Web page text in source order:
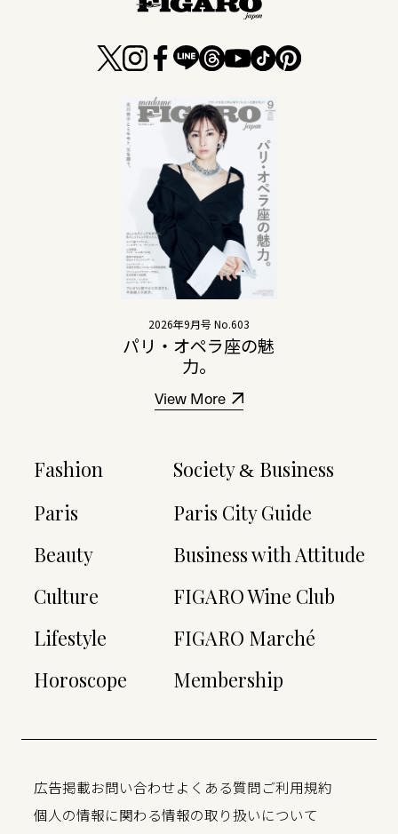
2026年9月号 No.603
パリ・オペラ座の魅
力。
View More
Fashion
Paris
Beauty
Culture
Lifestyle
Horoscope
Society& Business
Paris City Guide
Business with Attitude
FIGARO Wine Club
FIGARO Marché
Membership
広告掲載お問い合わせよくある質問ご利用規約
個人の情報に関わる情報の取り扱いについて